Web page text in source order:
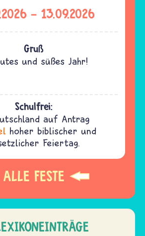
- 13.09.2026
Gruß
und süßes Jahr!
Schulfrei:
auf Antrag
hoher biblischer und
Feiertag.
ALLE FESTE